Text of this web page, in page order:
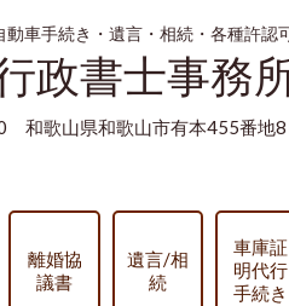
動車手続き・遺言・相続・各種許認
政書士事務
和歌山県和歌山市有本455番地
離婚協
議書
遺言/相
続
車庫証
明代行
手続き